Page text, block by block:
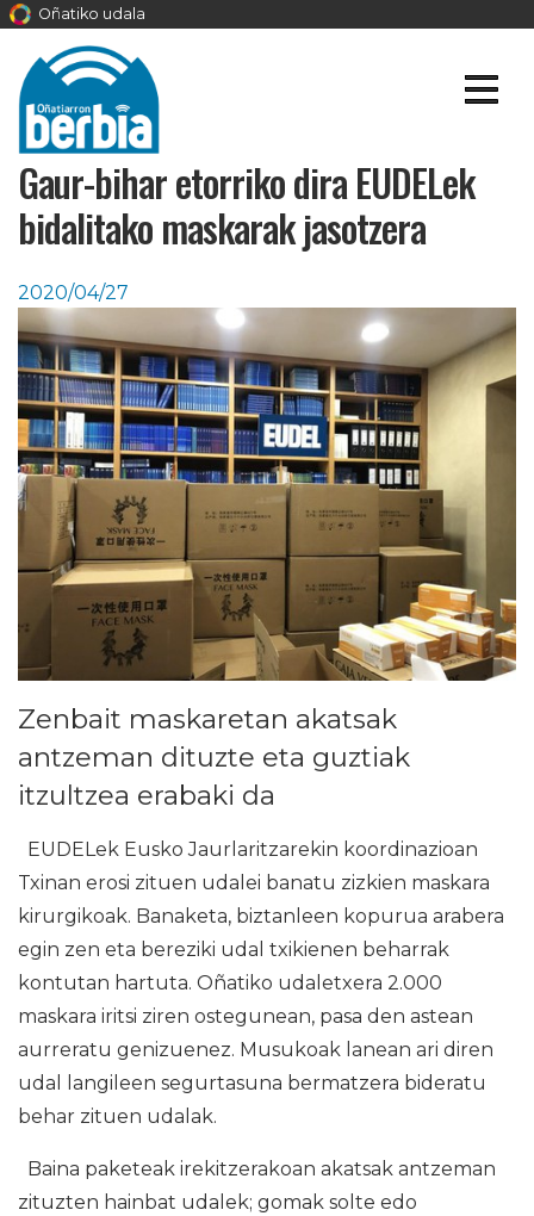
Oñatiko udala
Gaur-bihar etorriko dira EUDELek
bidalitako maskarak jasotzera
2020/04/27
Zenbait maskaretan akatsak
antzeman dituzte eta guztiak
itzultzea erabaki da
EUDELek Eusko Jaurlaritzarekin koordinazioan
Txinan erosi zituen udalei banatu zizkien maskara
kirurgikoak. Banaketa, biztanleen kopurua arabera
egin zen eta bereziki udal txikienen beharrak
kontutan hartuta. Oñatiko udaletxera 2.000
maskara iritsi ziren ostegunean, pasa den astean
aurreratu genizuenez. Musukoak lanean ari diren
udal langileen segurtasuna bermatzera bideratu
behar zituen udalak.
Baina paketeak irekitzerakoan akatsak antzeman
zituzten hainbat udalek; gomak solte edo